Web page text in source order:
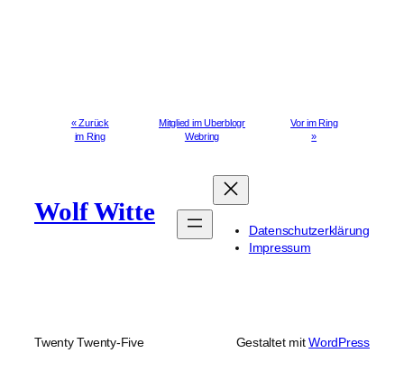
« Zurück
im Ring
Mitglied im Uberblogr
Webring
Vor im Ring
»
Wolf Witte
Datenschutzerklärung
Impressum
Twenty Twenty-Five Gestaltet mitWordPress